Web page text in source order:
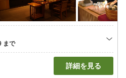
詳細を見る